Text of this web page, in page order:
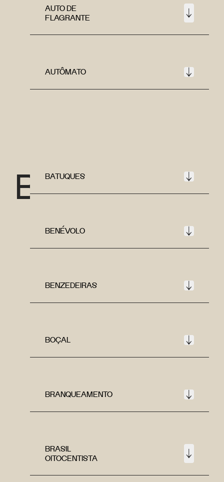
AUTO DE
FLAGRANTE
AUTÔMATO
B BATUQUES
BENÉVOLO
BENZEDEIRAS
BOÇAL
BRANQUEAMENTO
BRASIL
OITOCENTISTA